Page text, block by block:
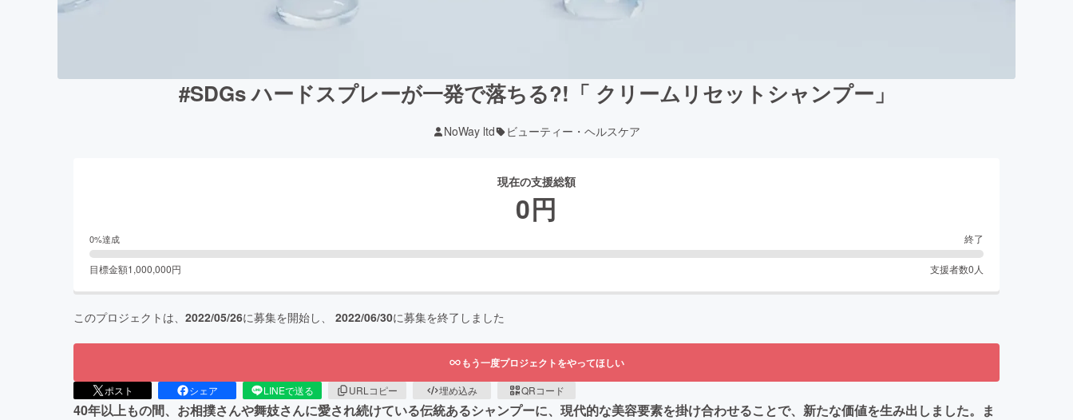
#SDGs ハードスプレーが一発で落ちる?!「 クリームリセットシャンプー」
NoWay ltd ビューティー・ヘルスケア
現在の支援総額
0円
0%達成 終了
目標金額1,000,000円 支援者数0 人
このプロジェクトは、 2022/05/26に募集を開始し、 2022/06/30に募集を終了しました
もう一度プロジェクトをやってほしい
ポスト シェア LINEで送る URLコピー 埋め込み QRコード
40年以上もの間、お相撲さんや舞妓さんに愛され続けている伝統あるシャンプーに、現代的な美容要素を掛け合わせることで、新たな価値を生み出しました。ま